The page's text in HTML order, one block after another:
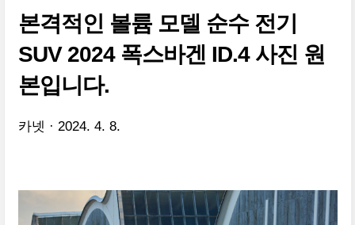
본격적인 볼륨 모델 순수 전기
SUV 2024 폭스바겐 ID.4 사진 원
본입니다.
카넷 2024. 4. 8.